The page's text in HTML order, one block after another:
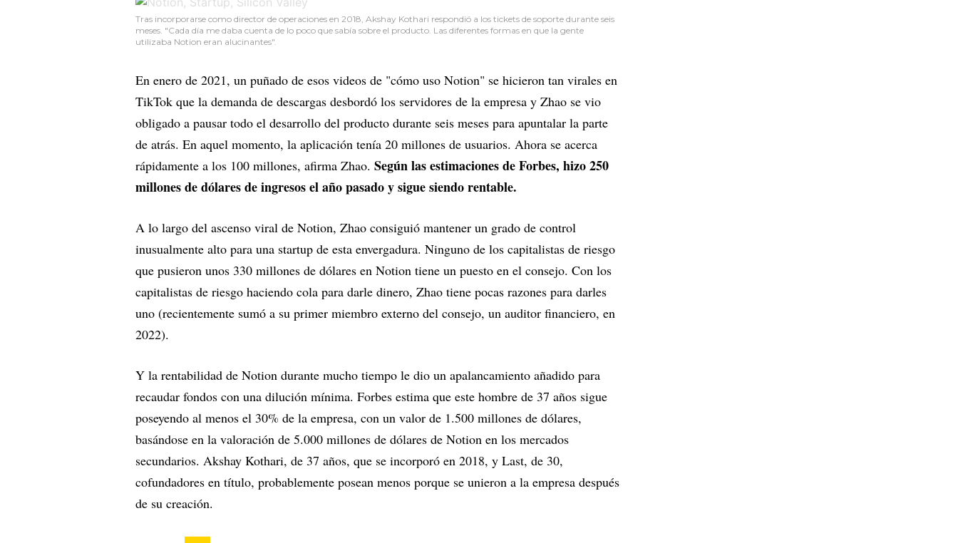
Tras incorporarse como director de operaciones en 2018, Akshay Kothari respondió a los tickets de soporte durante seis
meses. "Cada día me daba cuenta de lo poco que sabía sobre el producto. Las diferentes formas en que la gente
utilizaba Notion eran alucinantes".
En enero de 2021, un puñado de esos videos de "cómo uso Notion" se hicieron tan virales en
TikTok que la demanda de descargas desbordó los servidores de la empresa y Zhao se vio
obligado a pausar todo el desarrollo del producto durante seis meses para apuntalar la parte
de atrás. En aquel momento, la aplicación tenía 20 millones de usuarios. Ahora se acerca
rápidamente a los 100 millones, afirma Zhao. Según las estimaciones de Forbes, hizo 250
millones de dólares de ingresos el año pasado y sigue siendo rentable.
A lo largo del ascenso viral de Notion, Zhao consiguió mantener un grado de control
inusualmente alto para una startup de esta envergadura. Ninguno de los capitalistas de riesgo
que pusieron unos 330 millones de dólares en Notion tiene un puesto en el consejo. Con los
capitalistas de riesgo haciendo cola para darle dinero, Zhao tiene pocas razones para darles
uno (recientemente sumó a su primer miembro externo del consejo, un auditor financiero, en
2022).
Y la rentabilidad de Notion durante mucho tiempo le dio un apalancamiento añadido para
recaudar fondos con una dilución mínima. Forbes estima que este hombre de 37 años sigue
poseyendo al menos el 30% de la empresa, con un valor de 1.500 millones de dólares,
basándose en la valoración de 5.000 millones de dólares de Notion en los mercados
secundarios. Akshay Kothari, de 37 años, que se incorporó en 2018, y Last, de 30,
cofundadores en título, probablemente posean menos porque se unieron a la empresa después
de su creación.